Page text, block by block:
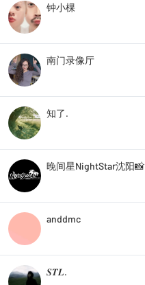
钟小棵
南门录像厅
知了.
晚间星NightStar沈阳📸
anddmc
𝑺𝑻𝑳.